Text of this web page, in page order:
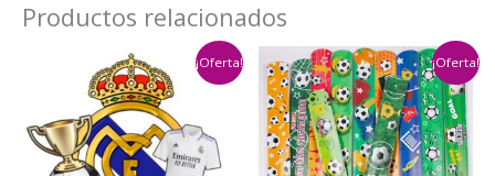
Productos relacionados
¡Oferta! ¡Oferta!